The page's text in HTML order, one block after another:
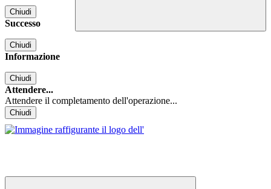
Chiudi
Successo
Chiudi
Informazione
Chiudi
Attendere...
Attendere il completamento dell'operazione...
Chiudi